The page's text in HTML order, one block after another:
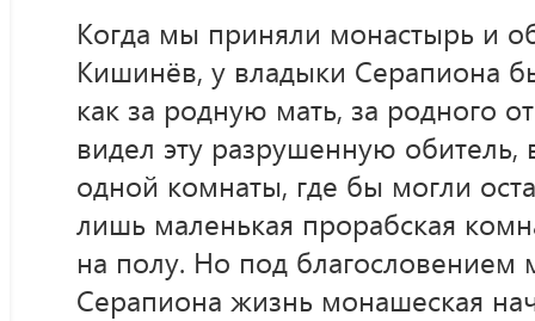
Когда мы приняли монастырь и
Кишинёв, у владыки Серапиона
как за родную мать, за родного
видел эту разрушенную
одной комнаты, где бы могли
лишь маленькая прорабская
на полу. Но под благословением
Серапиона жизнь монашеская